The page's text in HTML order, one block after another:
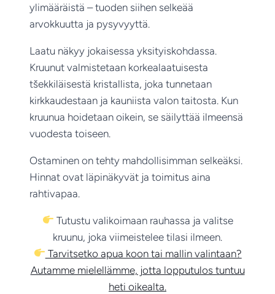
ylimääräistä – tuoden siihen selkeää
arvokkuutta ja pysyvyyttä.
Laatu näkyy jokaisessa yksityiskohdassa.
Kruunut valmistetaan korkealaatuisesta
tšekkiläisestä kristallista, joka tunnetaan
kirkkaudestaan ja kauniista valon taitosta. Kun
kruunua hoidetaan oikein, se säilyttää ilmeensä
vuodesta toiseen.
Ostaminen on tehty mahdollisimman selkeäksi.
Hinnat ovat läpinäkyvät ja toimitus aina
rahtivapaa.
Tutustu valikoimaan rauhassa ja valitse
kruunu, joka viimeistelee tilasi ilmeen.
Tarvitsetko apua koon tai mallin valintaan?
Autamme mielellämme, jotta lopputulos tuntuu
heti oikealta.